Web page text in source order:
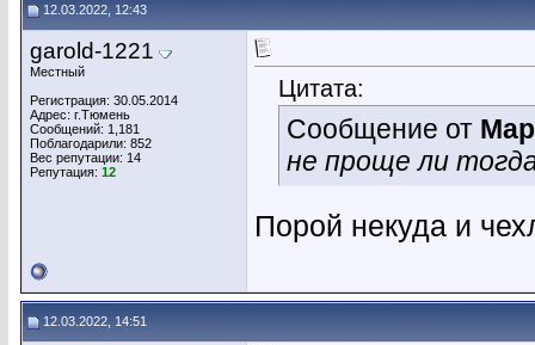
12.03.2022, 12:43
garold-1221
Местный
Регистрация: 30.05.2014
Адрес: г.Тюмень
Сообщений: 1,181
Поблагодарили: 852
Вес репутации: 14
Репутация: 12
Цитата:
Сообщение от
не проще ли
Порой некуда и
12.03.2022, 14:51